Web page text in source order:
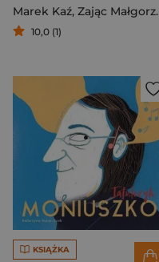
Marek Kaź, Zając Małgorzata
10,0 (1)
KSIĄŻKA